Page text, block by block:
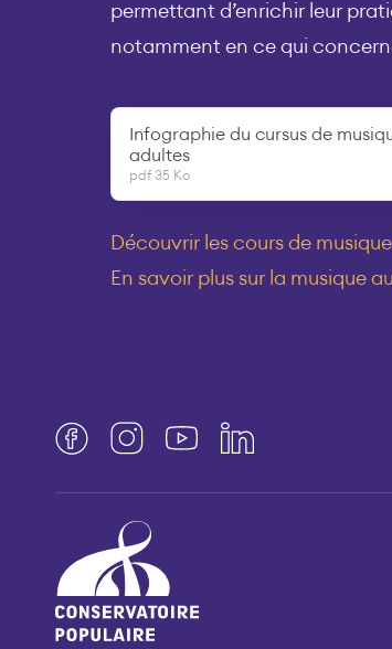
permettant d’enrichir leur
notamment en ce qui
Infographie du cursus de
adultes
pdf 35 Ko
Découvrir les cours de
En savoir plus sur la musique
FacebookInstagramYouTubeLinkedIn